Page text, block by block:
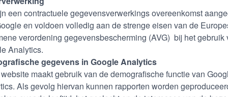
een contractuele gegevensverwerkings overeenkomst
en voldoen volledig aan de strenge eisen van de
verordening gegevensbescherming (AVG) bij het gebruik
Analytics.
gegevens in Google Analytics
maakt gebruik van de demografische functie van
Als gevolg hiervan kunnen rapporten worden